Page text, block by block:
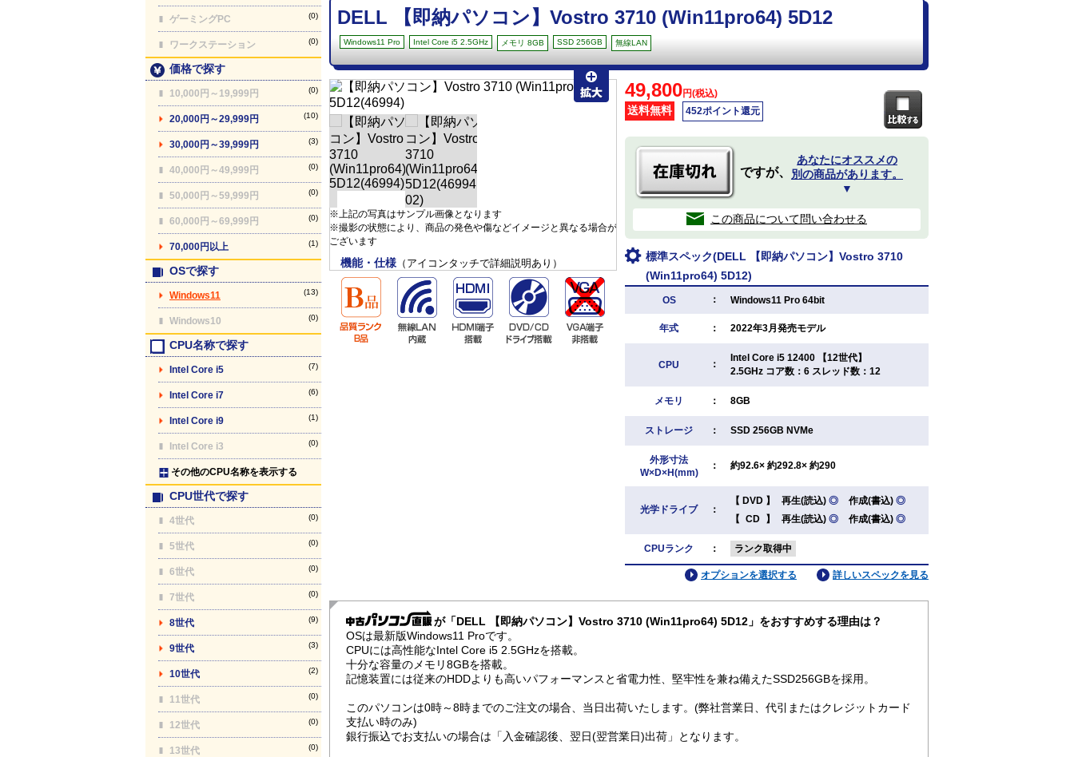
ゲーミングPC (0)
ワークステーション (0)
価格で探す
10,000円～19,999円 (0)
20,000円～29,999円 (10)
30,000円～39,999円 (3)
40,000円～49,999円 (0)
50,000円～59,999円 (0)
60,000円～69,999円 (0)
70,000円以上 (1)
OSで探す
Windows11 (13)
Windows10 (0)
CPU名称で探す
Intel Core i5 (7)
Intel Core i7 (6)
Intel Core i9 (1)
Intel Core i3 (0)
その他のCPU名称を表示する
CPU世代で探す
4世代 (0)
5世代 (0)
6世代 (0)
7世代 (0)
8世代 (9)
9世代 (3)
10世代 (2)
11世代 (0)
12世代 (0)
13世代 (0)
DELL 【即納パソコン】Vostro 3710 (Win11pro64) 5D12
Windows11 Pro Intel Core i5 2.5GHz メモリ 8GB SSD 256GB 無線LAN
※上記の写真はサンプル画像となります
※撮影の状態により、商品の発色や傷などイメージと異なる場合が
ございます
機能・仕様 （アイコンタッチで詳細説明あり）
49,800円(税込)
送料無料 452ポイント還元
ですが、
あなたにオススメの
別の商品があります。
▼
この商品について問い合わせる
標準スペック(DELL 【即納パソコン】Vostro 3710
(Win11pro64) 5D12)
OS ： Windows11 Pro 64bit
年式 ： 2022年3月発売モデル
CPU ：
Intel Core i5 12400 【12世代】
2.5GHz コア数：6 スレッド数：12
メモリ ： 8GB
ストレージ ： SSD 256GB NVMe
外形寸法
W×D×H(mm)
： 約92.6× 約292.8× 約290
光学ドライブ ：
【 DVD 】 再生(読込) ◎ 作成(書込) ◎
【 CD 】 再生(読込) ◎ 作成(書込) ◎
CPUランク ： ランク取得中
詳しいスペックを見る
オプションを選択する
が「DELL 【即納パソコン】Vostro 3710 (Win11pro64) 5D12」をおすすめする理由は？
OSは最新版Windows11 Proです。
CPUには高性能なIntel Core i5 2.5GHzを搭載。
十分な容量のメモリ8GBを搭載。
記憶装置には従来のHDDよりも高いパフォーマンスと省電力性、堅牢性を兼ね備えたSSD256GBを採用。
このパソコンは0時～8時までのご注文の場合、当日出荷いたします。(弊社営業日、代引またはクレジットカード
支払い時のみ)
銀行振込でお支払いの場合は「入金確認後、翌日(翌営業日)出荷」となります。